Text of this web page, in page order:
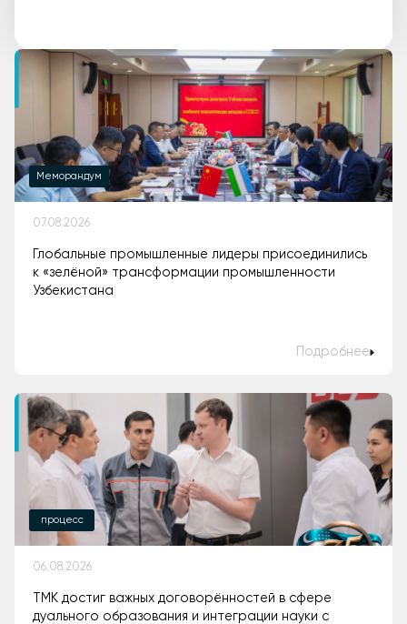
Меморандум
07.08.2026
Глобальные промышленные лидеры присоединились
к «зелёной» трансформации промышленности
Узбекистана
Подробнее
процесс
06.08.2026
ТМК достиг важных договорённостей в сфере
дуального образования и интеграции науки с